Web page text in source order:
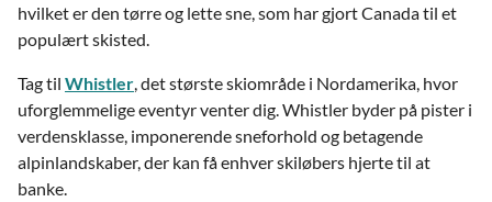
hvilket er den tørre og lette sne, som har gjort Canada til et
populært skisted.
Tag til Whistler , det største skiområde i Nordamerika, hvor
uforglemmelige eventyr venter dig. Whistler byder på pister i
verdensklasse, imponerende sneforhold og betagende
alpinlandskaber, der kan få enhver skiløbers hjerte til at
banke.